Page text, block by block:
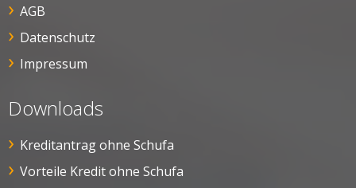
AGB
Datenschutz
Impressum
Downloads
Kreditantrag ohne Schufa
Vorteile Kredit ohne Schufa